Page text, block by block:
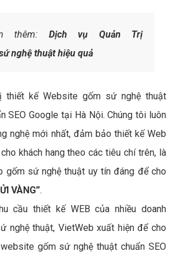
thêm: Dịch vụ Quản Trị
nghệ thuật hiệu quả
thiết kế Website gốm sứ nghệ thuật
SEO Google tại Hà Nội. Chúng tôi luôn
nghệ mới nhất, đảm bảo thiết kế Web
khách hang theo các tiêu chí trên, là
gốm sứ nghệ thuật uy tín đáng để cho
VÀNG”.
cầu thiết kế WEB của nhiều doanh
nghệ thuật, VietWeb xuất hiện để cho
gốm sứ nghệ thuật chuẩn SEO